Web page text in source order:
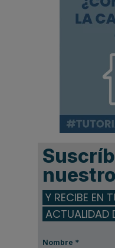
Y RECIBE EN
ACTUALIDAD
Nombre *